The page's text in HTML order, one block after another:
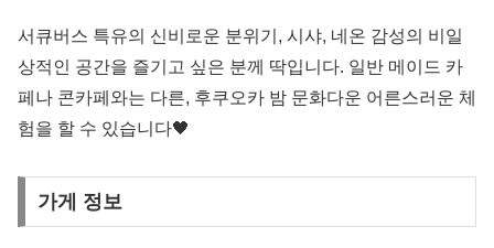
서큐버스 특유의 신비로운 분위기, 시샤, 네온 감성의 비일
상적인 공간을 즐기고 싶은 분께 딱입니다. 일반 메이드 카
페나 콘카페와는 다른, 후쿠오카 밤 문화다운 어른스러운 체
험을 할 수 있습니다🖤
가게 정보